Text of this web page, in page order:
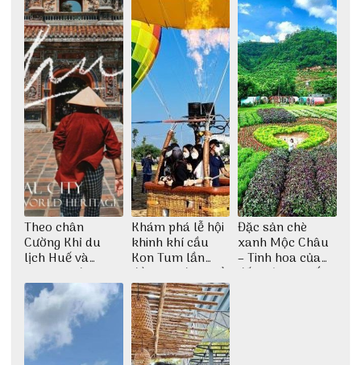
Theo chân
Cường Khỉ du
lịch Huế và
check-in đúng
những góc chụp
đẹp
Khám phá lễ hội
khinh khí cầu
Kon Tum lần
đầu tiên được tổ
chức
Đặc sản chè
xanh Mộc Châu
– Tinh hoa của
đất trời Tây Bắc